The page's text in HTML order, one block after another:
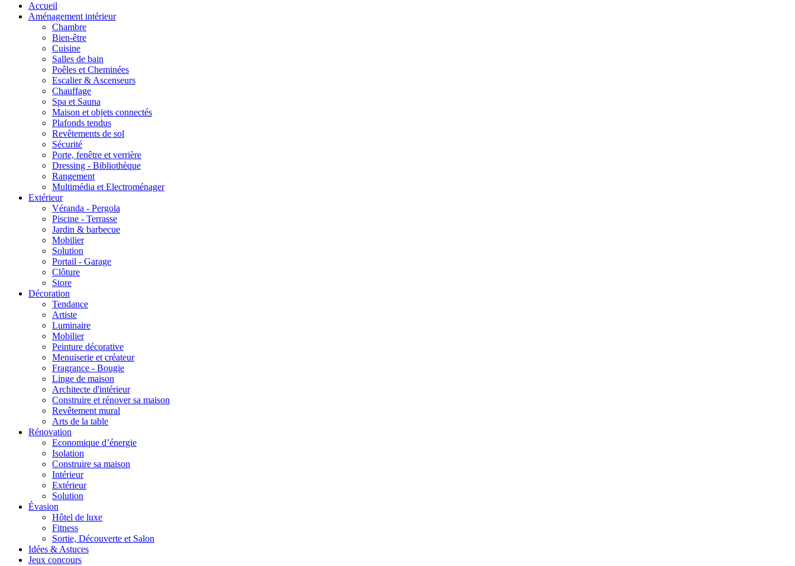
Accueil
Aménagement intérieur
Chambre
Bien-être
Cuisine
Salles de bain
Poêles et Cheminées
Escalier & Ascenseurs
Chauffage
Spa et Sauna
Maison et objets connectés
Plafonds tendus
Revêtements de sol
Sécurité
Porte, fenêtre et verrière
Dressing - Bibliothèque
Rangement
Multimédia et Electroménager
Extérieur
Véranda - Pergola
Piscine - Terrasse
Jardin & barbecue
Mobilier
Solution
Portail - Garage
Clôture
Store
Décoration
Tendance
Artiste
Luminaire
Mobilier
Peinture décorative
Menuiserie et créateur
Fragrance - Bougie
Linge de maison
Architecte d'intérieur
Construire et rénover sa maison
Revêtement mural
Arts de la table
Rénovation
Economique d’énergie
Isolation
Construire sa maison
Intérieur
Extérieur
Solution
Évasion
Hôtel de luxe
Fitness
Sortie, Découverte et Salon
Idées & Astuces
Jeux concours